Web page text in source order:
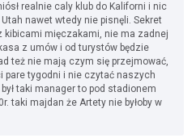
realnie caly klub do Kaliforni i nic
nawet wtedy nie pisnęli. Sekret
kibicami mięczakami, nie ma zadnej
z umów i od turystów będzie
też nie mają czym się przejmować,
tygodni i nie czytać naszych
taki manager to pod stadionem
taki majdan że Artety nie byłoby w